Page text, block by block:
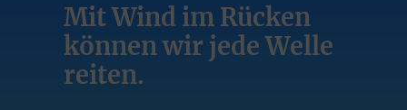
Mit Wind im Rücken
können wir jede Welle
reiten.